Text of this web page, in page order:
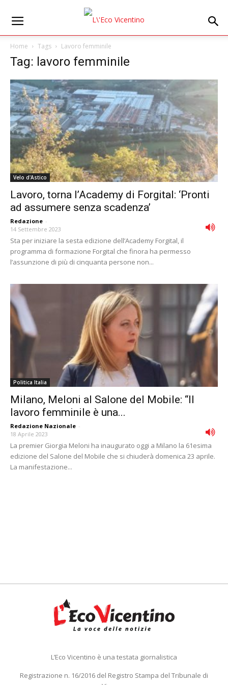
Home Tags Lavoro femminile
Tag: lavoro femminile
Velo d'Astico
Lavoro, torna l’Academy di Forgital: ‘Pronti
ad assumere senza scadenza’
Redazione -
14 Settembre 2023
Sta per iniziare la sesta edizione dell’Academy Forgital, il
programma di formazione Forgital che finora ha permesso
l’assunzione di più di cinquanta persone non...
Politica Italia
Milano, Meloni al Salone del Mobile: “Il
lavoro femminile è una...
Redazione Nazionale -
18 Aprile 2023
La premier Giorgia Meloni ha inaugurato oggi a Milano la 61esima
edizione del Salone del Mobile che si chiuderà domenica 23 aprile.
La manifestazione...
L’Eco Vicentino è una testata giornalistica
Registrazione n. 16/2016 del Registro Stampa del Tribunale di